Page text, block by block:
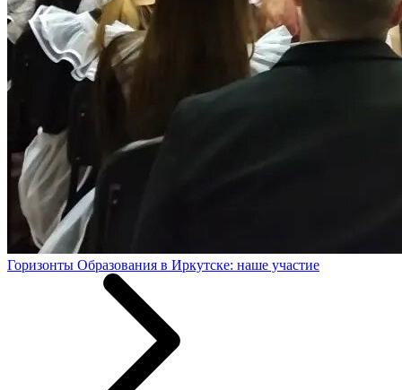
Горизонты Образования в Иркутске: наше участие